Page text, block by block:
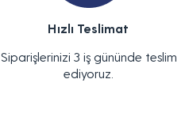
Hızlı Teslimat
Siparişlerinizi 3 iş gününde teslim
ediyoruz.